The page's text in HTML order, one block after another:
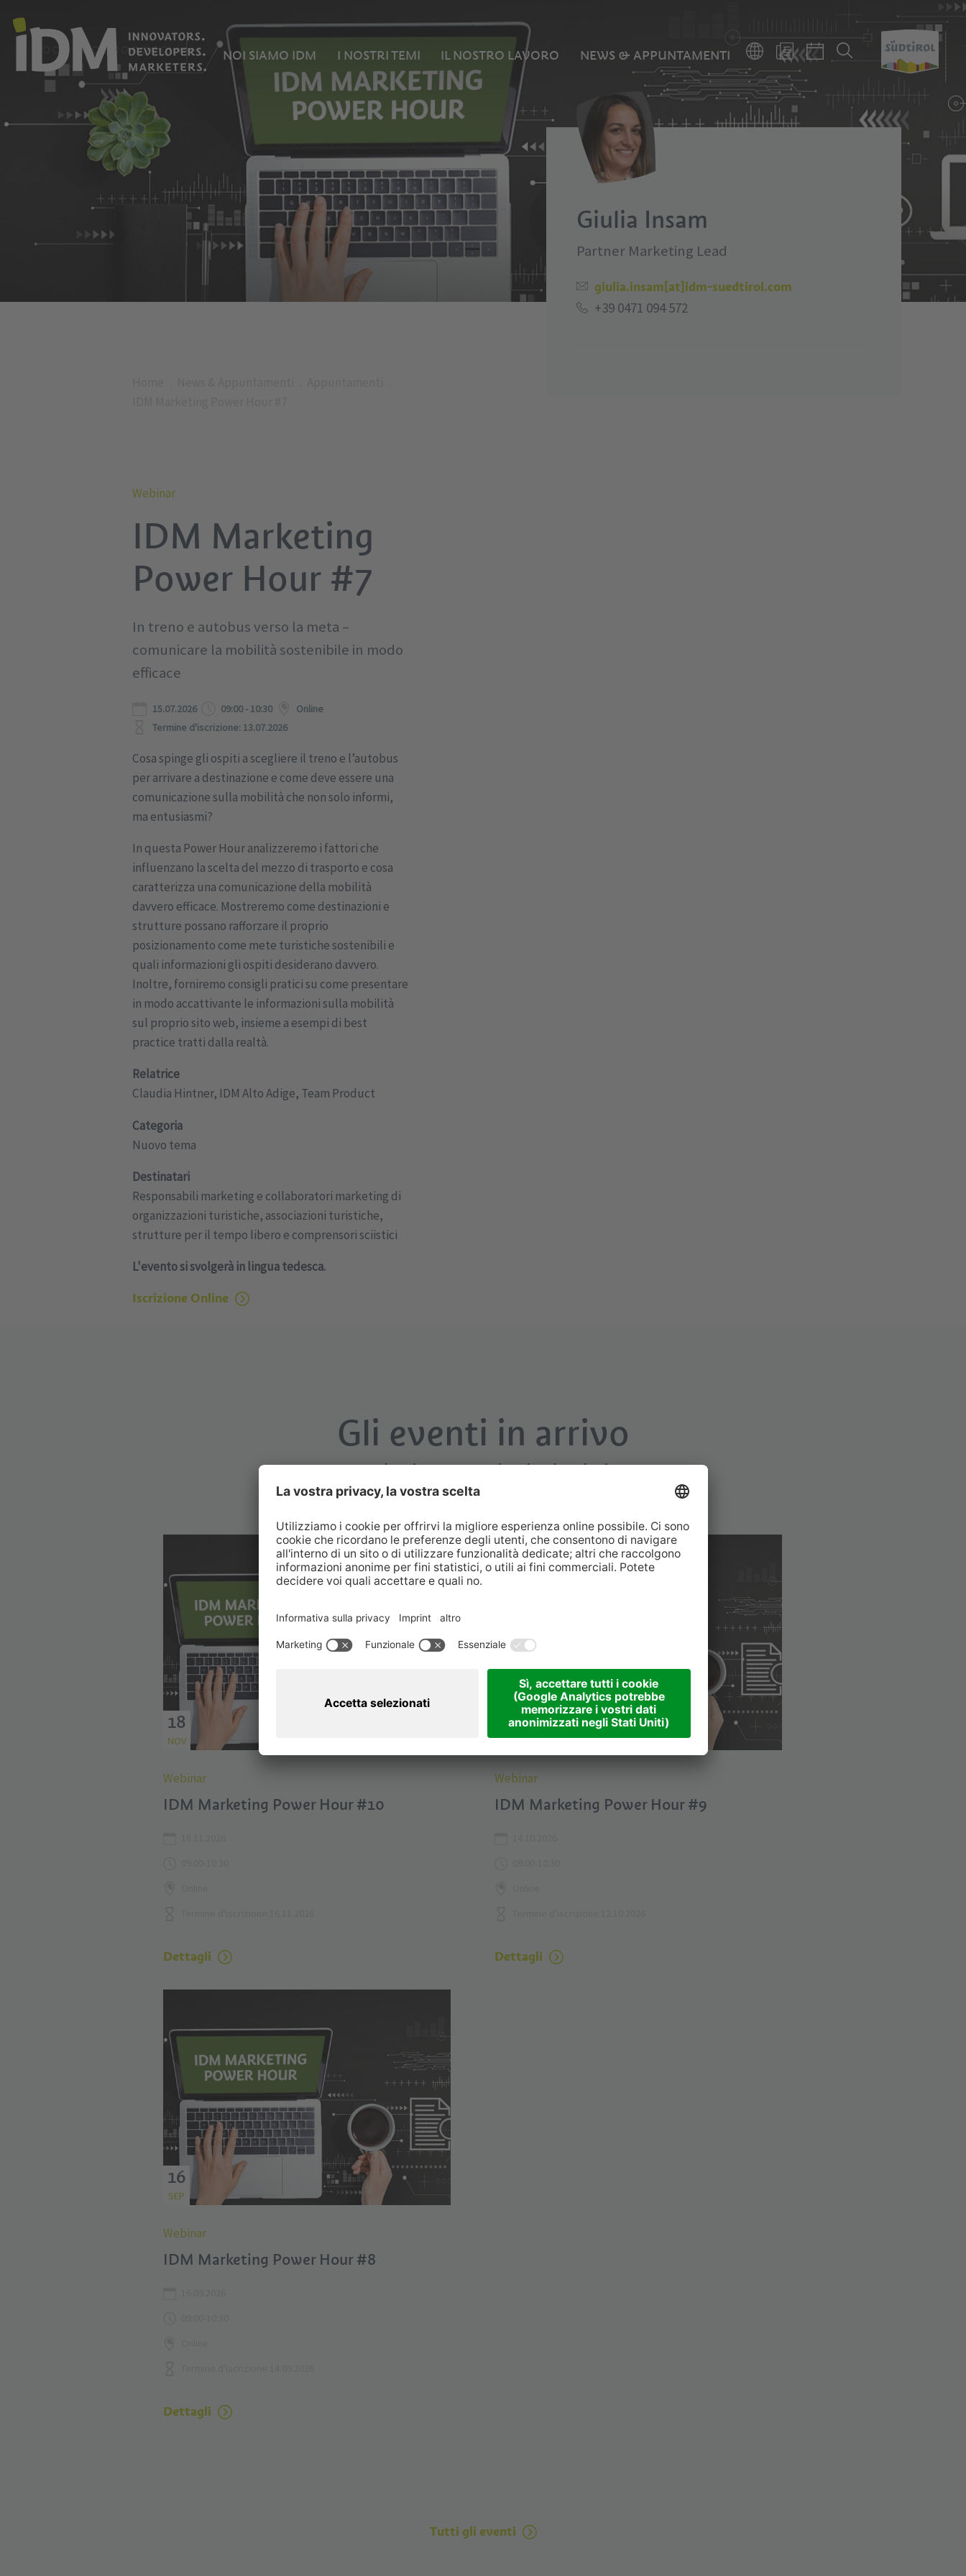
NOI SIAMO IDM I NOSTRI TEMI IL NOSTRO LAVORO NEWS & APPUNTAMENTI
Webinar
IDM Marketing
Power Hour #7
In treno e autobus verso la meta –
comunicare la mobilità sostenibile in modo
efficace
15.07.2026 09:00 - 10:30
Online
Termine d'iscrizione: 13.07.2026
Cosa spinge gli ospiti a scegliere il treno e l’autobus
per arrivare a destinazione e come deve essere una
comunicazione sulla mobilità che non solo informi,
ma entusiasmi?
In questa Power Hour analizzeremo i fattori che
influenzano la scelta del mezzo di trasporto e cosa
caratterizza una comunicazione della mobilità
davvero efficace. Mostreremo come destinazioni e
strutture possano rafforzare il proprio
posizionamento come mete turistiche sostenibili e
quali informazioni gli ospiti desiderano davvero.
Inoltre, forniremo consigli pratici su come presentare
in modo accattivante le informazioni sulla mobilità
sul proprio sito web, insieme a esempi di best
practice tratti dalla realtà.
Relatrice
Claudia Hintner, IDM Alto Adige, Team Product
Categoria
Nuovo tema
Destinatari
Responsabili marketing e collaboratori marketing di
organizzazioni turistiche, associazioni turistiche,
strutture per il tempo libero e comprensori sciistici
L'evento si svolgerà in lingua tedesca.
Iscrizione Online
Giulia Insam
Partner Marketing Lead
giulia.insam[at]idm-suedtirol.com
+39 0471 094 572
Gli eventi in arrivo
Un ulteriore sguardo al calendario
18
NOV
Webinar
IDM Marketing Power Hour #10
Dettagli
14
OCT
Webinar
IDM Marketing Power Hour #9
Dettagli
16
SEP
Webinar
IDM Marketing Power Hour #8
Dettagli
Tutti gli eventi